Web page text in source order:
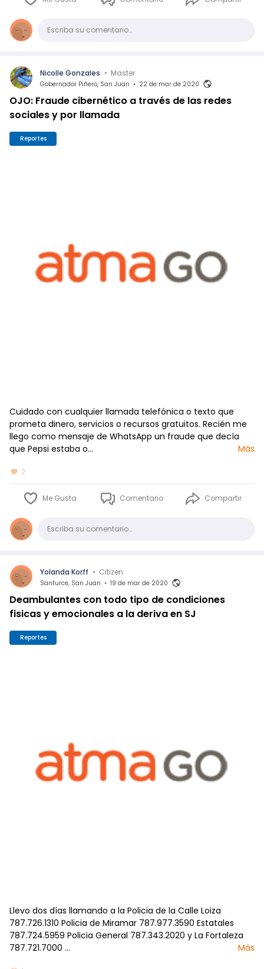
ComentarioEscriba su comentario…
Nicolle Gonzales • Master
Gobernador Piñero, San Juan • 22 de mar de 2020
OJO: Fraude cibernético a través de las redes
sociales y por llamada
Reportes
Cuidado con cualquier llamada telefónica o texto que
prometa dinero, servicios o recursos gratuitos. Recién me
llego como mensaje de WhatsApp un fraude que decía
que Pepsi estaba o…
Más
2
Me Gusta Comentario Compartir
ComentarioEscriba su comentario…
Yolanda Korff • Citizen
Santurce, San Juan • 19 de mar de 2020
Deambulantes con todo tipo de condiciones
fisicas y emocionales a la deriva en SJ
Reportes
Llevo dos días llamando a la Policia de la Calle Loiza
787.726.1310 Policia de Miramar 787.977.3590 Estatales
787.724.5959 Policia General 787.343.2020 y La Fortaleza
787.721.7000 …
Más